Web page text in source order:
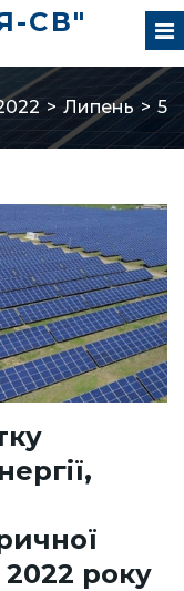
СВ"
> Липень > 5
2022 року